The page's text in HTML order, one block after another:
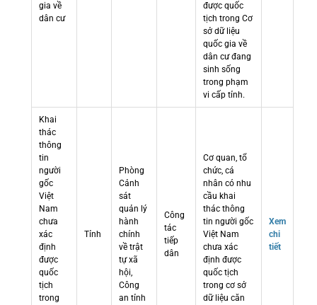
gia về
dân cư
được quốc
tịch trong Cơ
sở dữ liệu
quốc gia về
dân cư đang
sinh sống
trong phạm
vi cấp tỉnh.
Khai
thác
thông
tin
người
gốc
Việt
Nam
chưa
xác
định
được
quốc
tịch
trong
Tỉnh
Phòng
Cảnh
sát
quản lý
hành
chính
về trật
tự xã
hội,
Công
an tỉnh
Công
tác
tiếp
dân
Cơ quan, tổ
chức, cá
nhân có nhu
cầu khai
thác thông
tin người gốc
Việt Nam
chưa xác
định được
quốc tịch
trong cơ sở
dữ liệu căn
Xem
chi
tiết